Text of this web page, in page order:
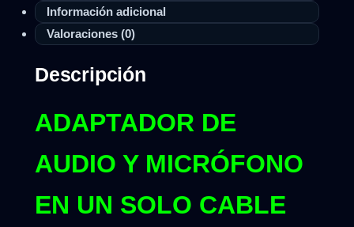
Información adicional
Valoraciones (0)
Descripción
ADAPTADOR DE
AUDIO Y MICRÓFONO
EN UN SOLO CABLE